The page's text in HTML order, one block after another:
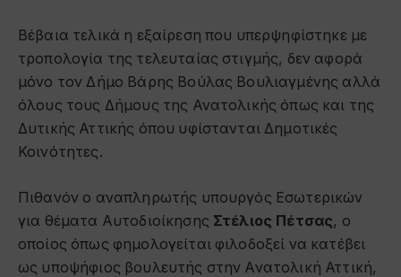
Βέβαια τελικά η εξαίρεση που υπερψηφίστηκε με
τροπολογία της τελευταίας στιγμής, δεν αφορά
μόνο τον Δήμο Βάρης Βούλας Βουλιαγμένης αλλά
όλους τους Δήμους της Ανατολικής όπως και της
Δυτικής Αττικής όπου υφίστανται Δημοτικές
Κοινότητες.
Πιθανόν ο αναπληρωτής υπουργός Εσωτερικών
για θέματα Αυτοδιοίκησης Στέλιος Πέτσας, ο
οποίος όπως φημολογείται φιλοδοξεί να κατέβει
ως υποψήφιος βουλευτής στην Ανατολική Αττική,